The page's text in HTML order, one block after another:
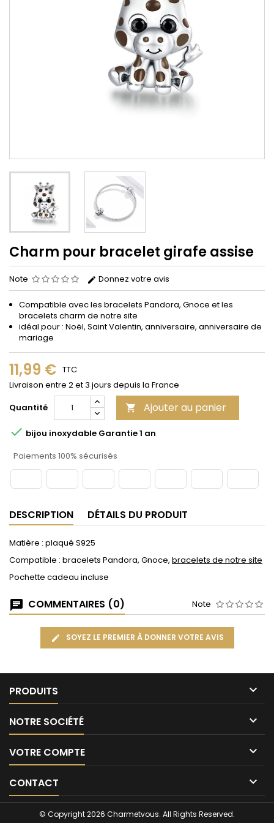
Charm pour bracelet girafe assise
Note Donnez votre avis
Compatible avec les bracelets Pandora, Gnoce et les
bracelets charm de notre site
idéal pour : Noël, Saint Valentin, anniversaire, anniversaire de
mariage
11,99 € TTC
Livraison entre 2 et 3 jours depuis la France
Quantité
 Ajouter au panier
 bijou inoxydable Garantie 1 an
Paiements 100% sécurisés
DESCRIPTION DÉTAILS DU PRODUIT
Matière : plaqué S925
Compatible : bracelets Pandora, Gnoce, bracelets de notre site
Pochette cadeau incluse
COMMENTAIRES (0) Note
SOYEZ LE PREMIER À DONNER VOTRE AVIS
PRODUITS 
NOTRE SOCIÉTÉ 
VOTRE COMPTE 
CONTACT 
© Copyright 2026 Charmetvous. All Rights Reserved.